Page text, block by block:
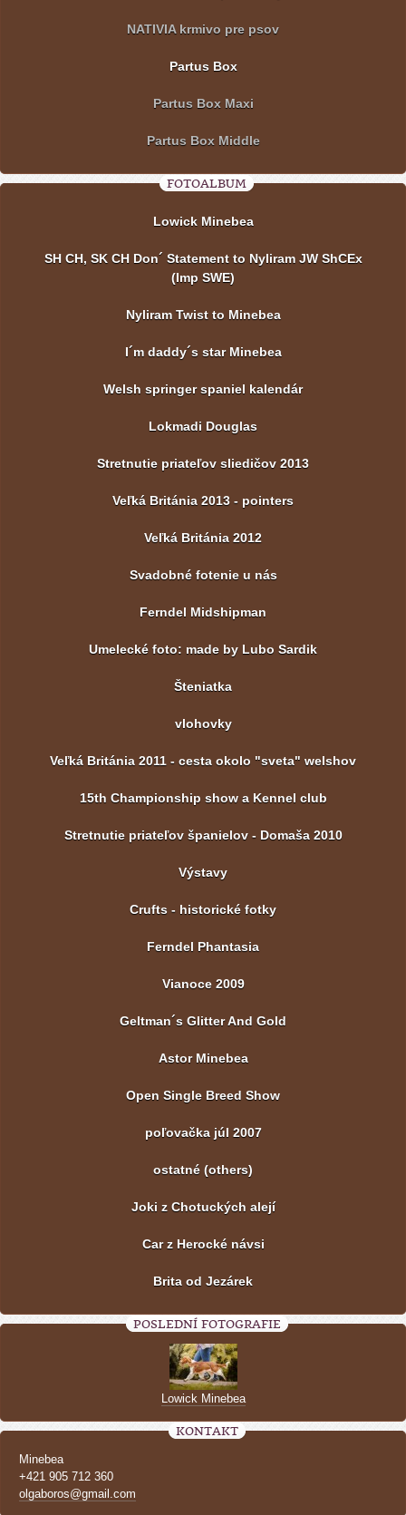
NATIVIA krmivo pre psov
Partus Box
Partus Box Maxi
Partus Box Middle
FOTOALBUM
Lowick Minebea
SH CH, SK CH Don´ Statement to Nyliram JW ShCEx
(Imp SWE)
Nyliram Twist to Minebea
I´m daddy´s star Minebea
Welsh springer spaniel kalendár
Lokmadi Douglas
Stretnutie priateľov sliedičov 2013
Veľká Británia 2013 - pointers
Veľká Británia 2012
Svadobné fotenie u nás
Ferndel Midshipman
Umelecké foto: made by Lubo Sardik
Šteniatka
vlohovky
Veľká Británia 2011 - cesta okolo "sveta" welshov
15th Championship show a Kennel club
Stretnutie priateľov španielov - Domaša 2010
Výstavy
Crufts - historické fotky
Ferndel Phantasia
Vianoce 2009
Geltman´s Glitter And Gold
Astor Minebea
Open Single Breed Show
poľovačka júl 2007
ostatné (others)
Joki z Chotuckých alejí
Car z Herocké návsi
Brita od Jezárek
POSLEDNÍ FOTOGRAFIE
Lowick Minebea
KONTAKT
Minebea
+421 905 712 360
olgaboros@gmail.com